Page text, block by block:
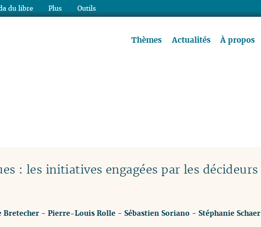
Thèmes Actualités À propos
: les initiatives engagées par les décideurs
Bretecher- Pierre-Louis Rolle- Sébastien Soriano - Stéphanie Schaer
du libre Plus Outils